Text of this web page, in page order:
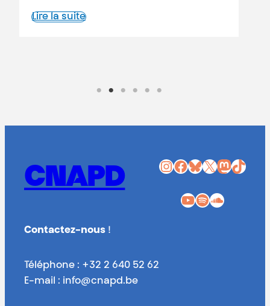
CNAPD InstagramFacebook Bluesky X Mastodon TikTok
YouTube Spotify SoundCloud
Contactez-nous !
Téléphone : +32 2 640 52 62
E-mail : info@cnapd.be